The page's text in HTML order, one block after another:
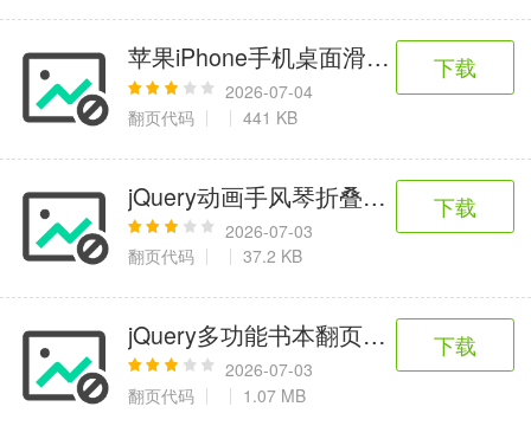
苹果iPhone手机桌面滑动效果模板
2026-07-04
翻页代码
441 KB
下载
jQuery动画手风琴折叠菜单栏代码
2026-07-03
翻页代码
37.2 KB
下载
jQuery多功能书本翻页特效
2026-07-03
翻页代码
1.07 MB
下载